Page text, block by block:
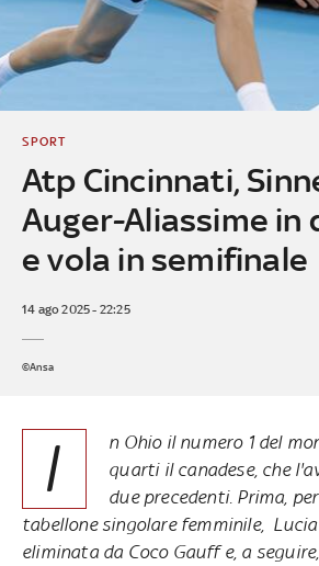
Atp Cincinnati,
Auger-Aliassime in
e vola in semifinale
SPORT
14 ago 2025 - 22:25
©Ansa
I
n Ohio il numero 1 del
quarti il canadese, che
due precedenti. Prima,
tabellone singolare femminile,
eliminata da Coco Gauff e, a